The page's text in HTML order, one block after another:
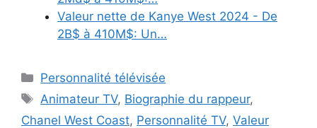
Valeur nette de Kanye West 2024 - De
2B$ à 410M$: Un…
Categories
Personnalité télévisée
Tags
Animateur TV, Biographie du rappeur,
Chanel West Coast, Personnalité TV, Valeur